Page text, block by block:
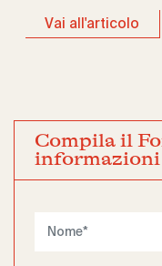
Vai all'articolo
Compila il